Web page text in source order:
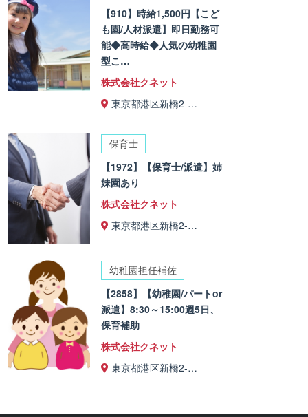
【910】時給1,500円【こど
も園/人材派遣】即日勤務可
能◆高時給◆人気の幼稚園
型こ…
株式会社クネット
東京都港区新橋2-…
保育士
【1972】【保育士/派遣】姉
妹園あり
株式会社クネット
東京都港区新橋2-…
幼稚園担任補佐
【2858】【幼稚園/パートor
派遣】8:30～15:00週5日、
保育補助
株式会社クネット
東京都港区新橋2-…